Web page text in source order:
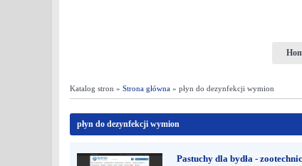
Katalog stron » Strona główna » płyn do dezynfekcji wymion
płyn do dezynfekcji wymion
Pastuchy dla bydła -